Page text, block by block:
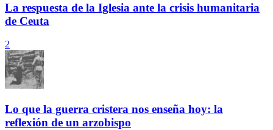
La respuesta de la Iglesia ante la crisis humanitaria
de Ceuta
2
Lo que la guerra cristera nos enseña hoy: la
reflexión de un arzobispo